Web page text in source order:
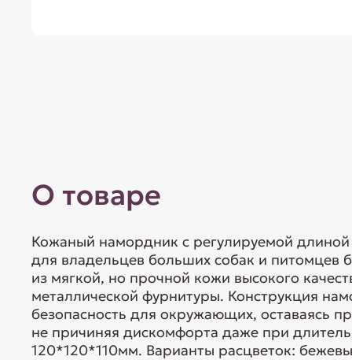
О товаре
Кожаный намордник с регулируемой
для владельцев больших собак и питомцев
из мягкой, но прочной кожи высокого
металлической фурнитуры. Конструкция
безопасность для окружающих, оставаясь
не причиняя дискомфорта даже при
120*120*110мм. Варианты расцветок: